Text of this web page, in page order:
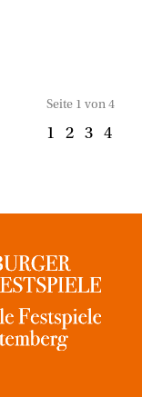
Seite 1 von 4
1 2 3 4